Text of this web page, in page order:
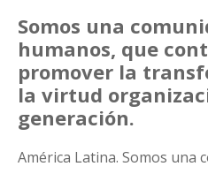
Somos una
humanos, que
promover la
la virtud
generación.
América Latina. Somos una